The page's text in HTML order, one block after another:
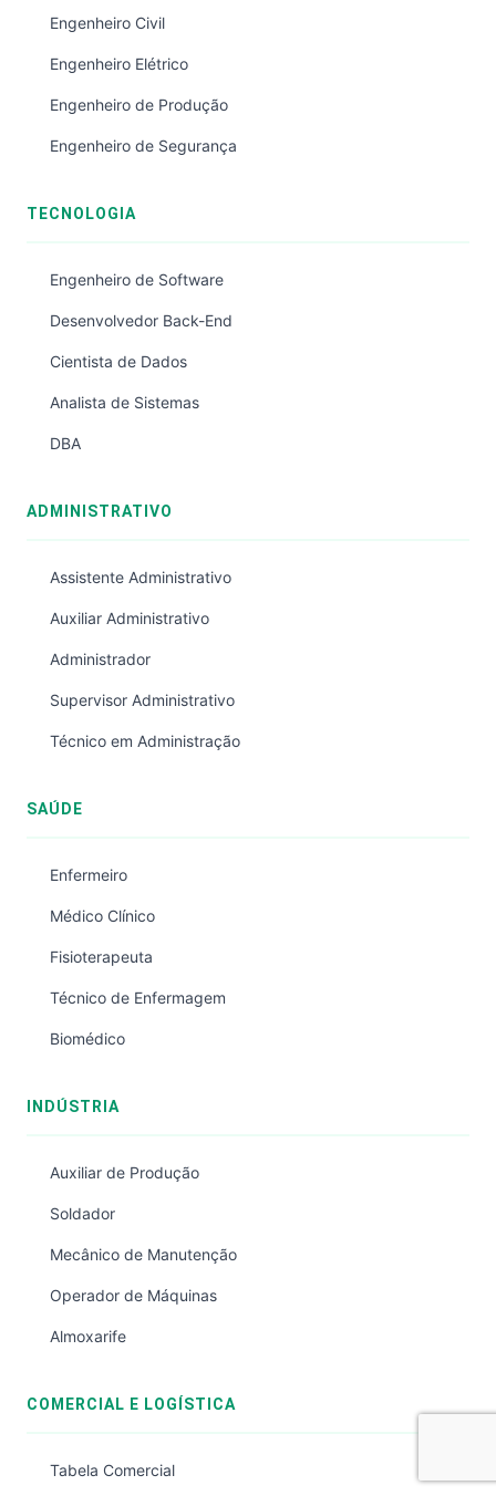
Engenheiro Civil
Engenheiro Elétrico
Engenheiro de Produção
Engenheiro de Segurança
TECNOLOGIA
Engenheiro de Software
Desenvolvedor Back-End
Cientista de Dados
Analista de Sistemas
DBA
ADMINISTRATIVO
Assistente Administrativo
Auxiliar Administrativo
Administrador
Supervisor Administrativo
Técnico em Administração
SAÚDE
Enfermeiro
Médico Clínico
Fisioterapeuta
Técnico de Enfermagem
Biomédico
INDÚSTRIA
Auxiliar de Produção
Soldador
Mecânico de Manutenção
Operador de Máquinas
Almoxarife
COMERCIAL E LOGÍSTICA
Tabela Comercial